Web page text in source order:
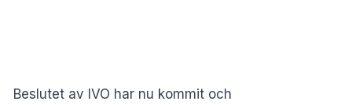
Beslutet av IVO har nu kommit och